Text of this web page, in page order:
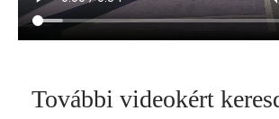
További videokért